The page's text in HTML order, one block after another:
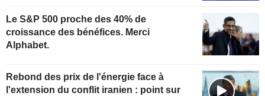
Le S&P 500 proche des 40% de
croissance des bénéfices. Merci
Alphabet.
Rebond des prix de l'énergie face à
l'extension du conflit iranien : point sur